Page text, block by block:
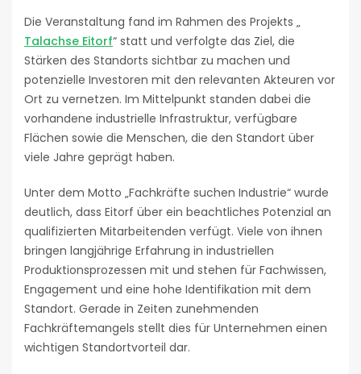
Die Veranstaltung fand im Rahmen des Projekts „
Talachse Eitorf“ statt und verfolgte das Ziel, die
Stärken des Standorts sichtbar zu machen und
potenzielle Investoren mit den relevanten Akteuren vor
Ort zu vernetzen. Im Mittelpunkt standen dabei die
vorhandene industrielle Infrastruktur, verfügbare
Flächen sowie die Menschen, die den Standort über
viele Jahre geprägt haben.
Unter dem Motto „Fachkräfte suchen Industrie“ wurde
deutlich, dass Eitorf über ein beachtliches Potenzial an
qualifizierten Mitarbeitenden verfügt. Viele von ihnen
bringen langjährige Erfahrung in industriellen
Produktionsprozessen mit und stehen für Fachwissen,
Engagement und eine hohe Identifikation mit dem
Standort. Gerade in Zeiten zunehmenden
Fachkräftemangels stellt dies für Unternehmen einen
wichtigen Standortvorteil dar.